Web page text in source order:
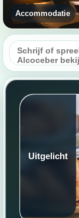
Accommodatie
Uitgelicht